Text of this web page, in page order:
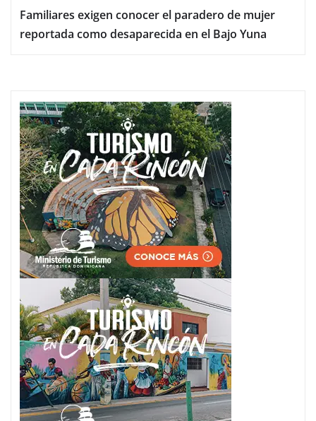
Familiares exigen conocer el paradero de mujer
reportada como desaparecida en el Bajo Yuna